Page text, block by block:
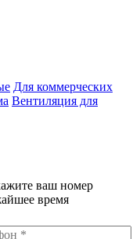
Для коммерческих
Вентиляция для
ваш номер
время